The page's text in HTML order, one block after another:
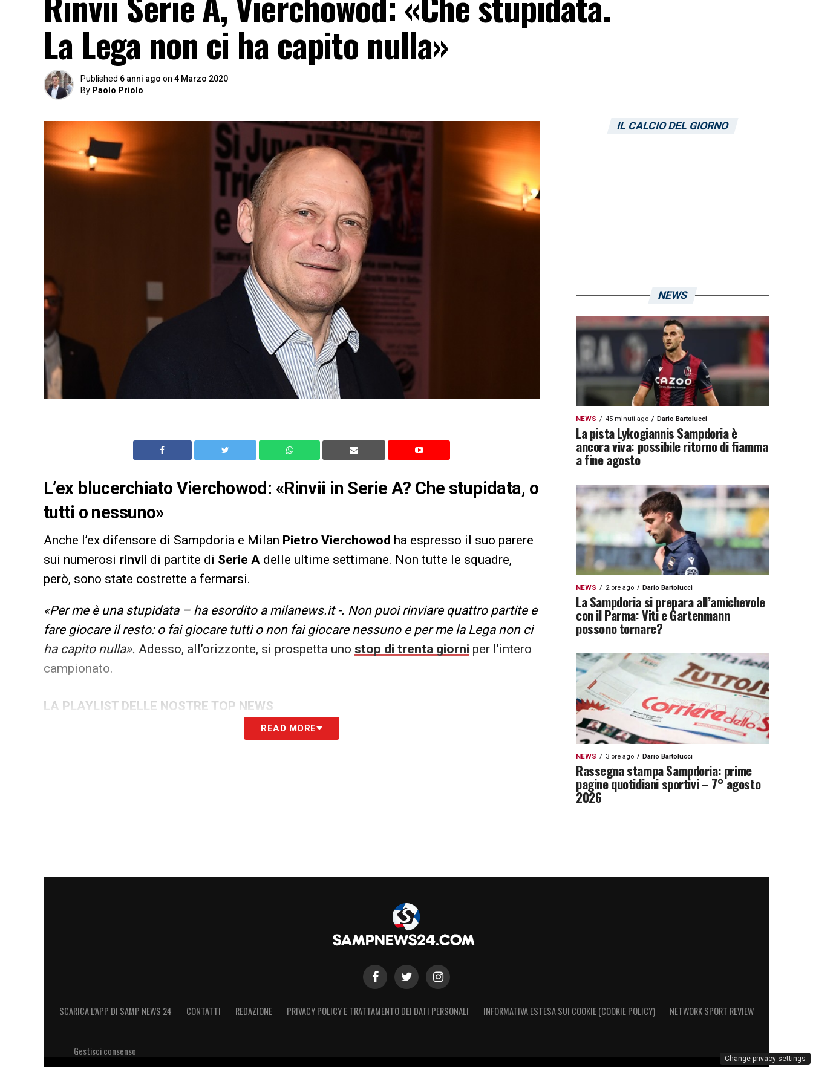
La Lega non ci ha capito nulla»
Published 6 anni ago on 4 Marzo 2020
By Paolo Priolo
L’ex blucerchiato Vierchowod: «Rinvii in Serie A? Che stupidata, o
tutti o nessuno»
Anche l’ex difensore di Sampdoria e Milan Pietro Vierchowod ha espresso il suo parere
sui numerosi rinvii di partite di Serie A delle ultime settimane. Non tutte le squadre,
però, sono state costrette a fermarsi.
«Per me è una stupidata – ha esordito a milanews.it -. Non puoi rinviare quattro partite e
fare giocare il resto: o fai giocare tutti o non fai giocare nessuno e per me la Lega non ci
ha capito nulla». Adesso, all’orizzonte, si prospetta uno stop di trenta giorni per l’intero
campionato.
LA PLAYLIST DELLE NOSTRE TOP NEWS
READ MORE
IL CALCIO DEL GIORNO
NEWS
NEWS 45 minuti ago Dario Bartolucci
La pista Lykogiannis Sampdoria è
ancora viva: possibile ritorno di fiamma
a fine agosto
NEWS 2 ore ago Dario Bartolucci
La Sampdoria si prepara all’amichevole
con il Parma: Viti e Gartenmann
possono tornare?
NEWS 3 ore ago Dario Bartolucci
Rassegna stampa Sampdoria: prime
pagine quotidiani sportivi – 7° agosto
2026
SCARICA L’APP DI SAMP NEWS 24 CONTATTI REDAZIONE PRIVACY POLICY E TRATTAMENTO DEI DATI PERSONALI INFORMATIVA ESTESA SUI COOKIE (COOKIE POLICY) NETWORK SPORT REVIEW
Gestisci consenso
Change privacy settings